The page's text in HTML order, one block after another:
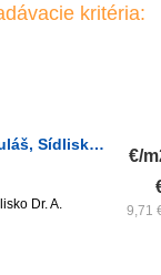
kritéria:
3-izbový byt byt, Liptovský Mikuláš, Sídlisko Dr. A. Stodolu
Dr. A.
€/
9,71